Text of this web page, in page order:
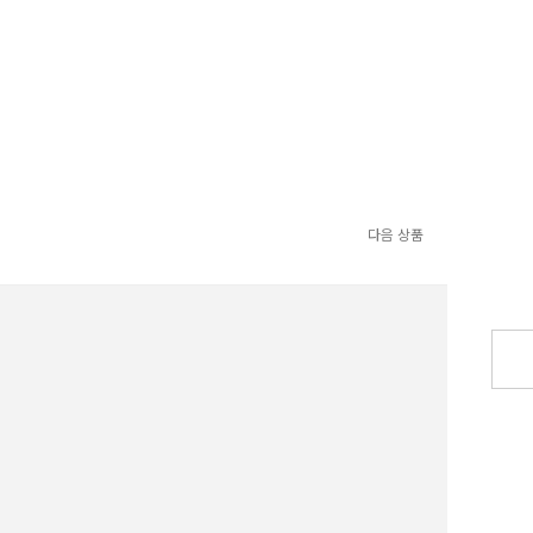
다음 상품